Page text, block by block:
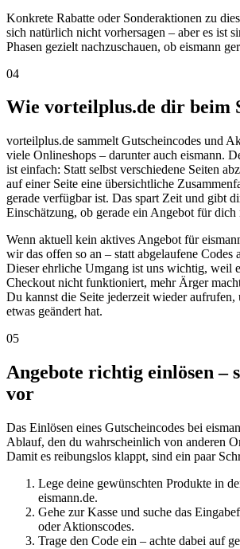
Konkrete Rabatte oder Sonderaktionen zu
sich natürlich nicht vorhersagen – aber es ist
Phasen gezielt nachzuschauen, ob eismann
04
Wie vorteilplus.de dir beim
vorteilplus.de sammelt Gutscheincodes und
viele Onlineshops – darunter auch eismann.
ist einfach: Statt selbst verschiedene Seiten
auf einer Seite eine übersichtliche
gerade verfügbar ist. Das spart Zeit und gibt
Einschätzung, ob gerade ein Angebot für dich
Wenn aktuell kein aktives Angebot für
wir das offen so an – statt abgelaufene Codes
Dieser ehrliche Umgang ist uns wichtig, weil
Checkout nicht funktioniert, mehr Ärger
Du kannst die Seite jederzeit wieder aufrufen,
etwas geändert hat.
05
Angebote richtig einlösen –
vor
Das Einlösen eines Gutscheincodes bei
Ablauf, den du wahrscheinlich von anderen
Damit es reibungslos klappt, sind ein paar
Lege deine gewünschten Produkte in
eismann.de.
Gehe zur Kasse und suche das
oder Aktionscodes.
Trage den Code ein – achte dabei auf